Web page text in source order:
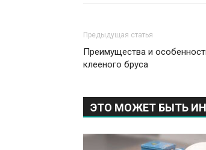
Предыдущая статья
Преимущества и
клееного бруса
ЭТО МОЖЕТ БЫТЬ